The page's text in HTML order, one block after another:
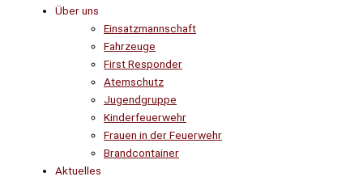
Über uns
Einsatzmannschaft
Fahrzeuge
First Responder
Atemschutz
Jugendgruppe
Kinderfeuerwehr
Frauen in der Feuerwehr
Brandcontainer
Aktuelles